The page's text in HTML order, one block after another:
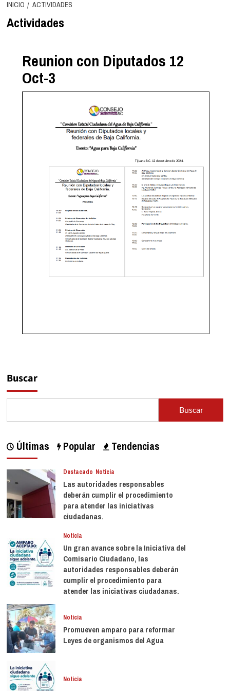
INICIO ACTIVIDADES
Actividades
Reunion con Diputados 12
Oct-3
Buscar
Buscar
Últimas Popular Tendencias
Destacado Noticia
Las autoridades responsables
deberán cumplir el procedimiento
para atender las iniciativas
ciudadanas.
Noticia
Un gran avance sobre la Iniciativa del
Comisario Ciudadano, las
autoridades responsables deberán
cumplir el procedimiento para
atender las iniciativas ciudadanas.
Noticia
Promueven amparo para reformar
Leyes de organismos del Agua
Noticia